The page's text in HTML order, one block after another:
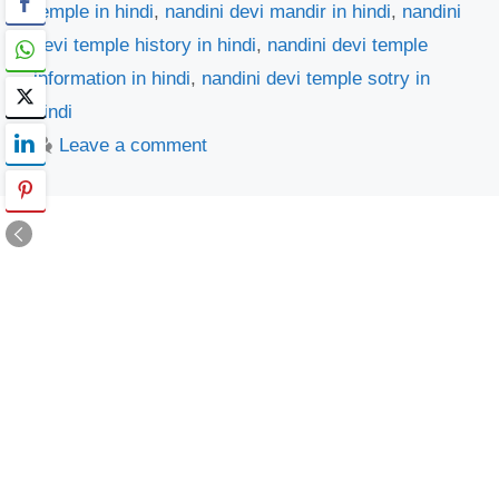
temple in hindi, nandini devi mandir in hindi, nandini
devi temple history in hindi, nandini devi temple
information in hindi, nandini devi temple sotry in
hindi
Leave a comment